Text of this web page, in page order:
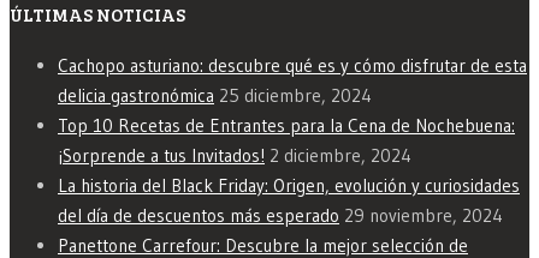
ÚLTIMAS NOTICIAS
Cachopo asturiano: descubre qué es y cómo disfrutar de esta
delicia gastronómica 25 diciembre, 2024
Top 10 Recetas de Entrantes para la Cena de Nochebuena:
¡Sorprende a tus Invitados! 2 diciembre, 2024
La historia del Black Friday: Origen, evolución y curiosidades
del día de descuentos más esperado 29 noviembre, 2024
Panettone Carrefour: Descubre la mejor selección de